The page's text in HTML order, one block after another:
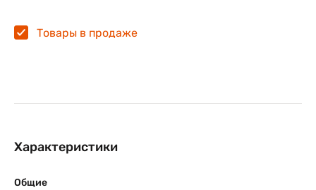
Товары в продаже
Характеристики
Общие